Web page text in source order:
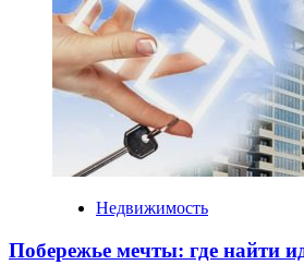
Недвижимость
Побережье мечты: где найти